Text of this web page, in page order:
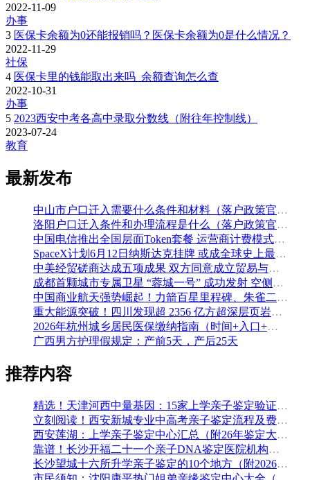
2022-11-09
办事
3 医保卡余额为0还能报销吗？医保卡余额为0是什么情况？
2022-11-29
社保
4 医保卡里的钱能取出来吗_余额查询怎么查
2022-10-31
办事
5 2023西安中考各高中录取分数线（附往年控制线）
2023-07-24
教育
最新发布
中山市户口迁入需要什么条件和材料（落户政策官方解读）
洛阳户口迁入条件和办理流程是什么（落户政策官方问答汇总）
中国电信推出全国层面Token套餐 运营商计费模式从”流量”迈向”算力”
SpaceX计划6月12日纳斯达克挂牌 或成全球史上最大规模IPO
中美经贸磋商达成五项成果 双方同意成立贸易与投资双理事会
成都首颗城市专属卫星 “蓉城一号” 成功发射 空侧直转模式同步落地 双重大突破助力国际门户枢纽建设
中国商业航天强势崛起！力箭百星里程碑、朱雀二号改进型发射成功
重大能源突破！四川发现超 2356 亿方超深层页岩气田，保障国家能源安全
2026年杭州城乡居民医保缴纳指南（时间+入口+金额）
广西男方护理假规定：产前5天，产后25天
推荐内容
精选！天津河西中量基因：15家上学亲子鉴定验证组织收集（附2026年鉴定办理攻略）
立刻阅读！西安新城专业中高考亲子鉴定流程及费用(附鉴定机构查询一览)
西安莲湖：上学亲子鉴定中心汇总（附26年鉴定大全）
靠谱！长沙开福二十一个亲子DNA鉴定医院机构名单一览（附2026年办理攻略）
长沙望城十六所升学亲子鉴定的10个地方（附2026年鉴定手续）